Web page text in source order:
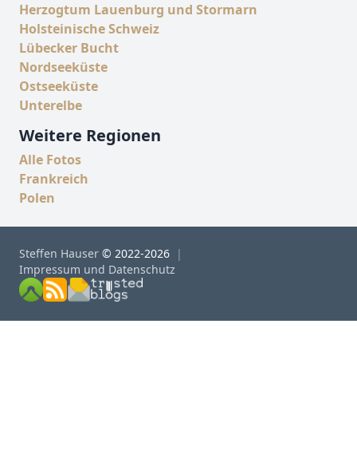
Herzogtum Lauenburg und Stormarn
Holsteinische Schweiz
Lübecker Bucht
Nordseeküste
Ostseeküste
Unterelbe
Weitere Regionen
Alle Fotos
Frankreich
Polen
Steffen Hauser © 2022-2026
Impressum und Datenschutz